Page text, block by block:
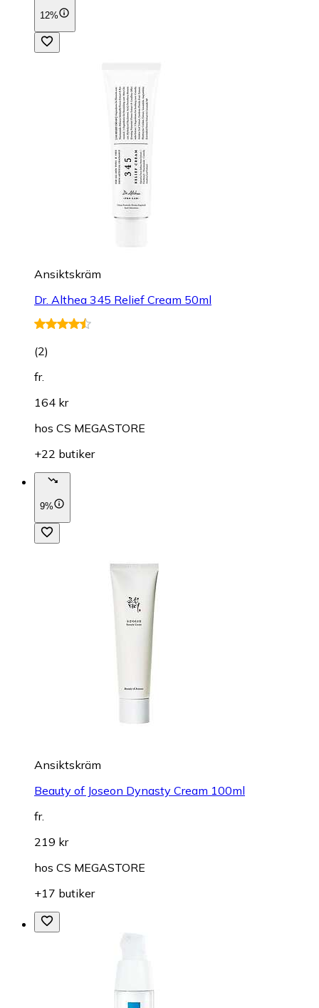
12%
Ansiktskräm
Dr. Althea 345 Relief Cream 50ml
(2)
fr.
164 kr
hos CS MEGASTORE
+22 butiker
9%
Ansiktskräm
Beauty of Joseon Dynasty Cream 100ml
fr.
219 kr
hos CS MEGASTORE
+17 butiker